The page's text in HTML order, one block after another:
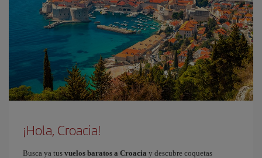
¡Hola, Croacia!
Busca ya tus vuelos baratos a Croacia y descubre coquetas